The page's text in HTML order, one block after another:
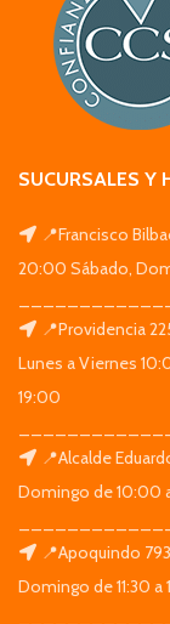
SUCURSALES Y
📍Francisco
20:00 Sábado,
📍Providencia
Lunes a Viernes
19:00
📍Alcalde
Domingo de 10:00
📍Apoquindo
Domingo de 11:30 a